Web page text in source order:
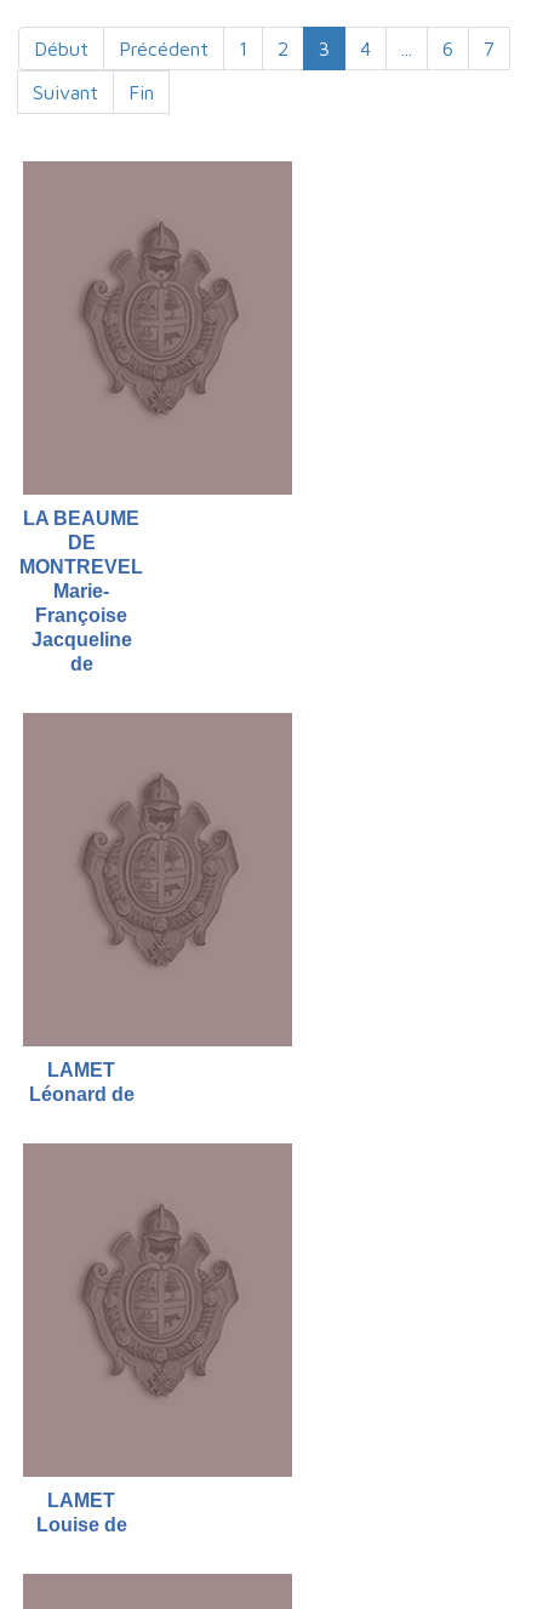
Début Précédent 1 2 3 4 6
7
Suivant
Fin
LA BEAUME
DE
MONTREVEL
Marie-
Françoise
Jacqueline
de
LAMET
Léonard de
LAMET
Louise de